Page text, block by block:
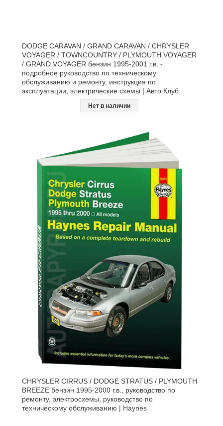
DODGE CARAVAN / GRAND CARAVAN / CHRYSLER
VOYAGER / TOWNCOUNTRY / PLYMOUTH VOYAGER
/ GRAND VOYAGER бензин 1995-2001 г.в. -
подробное руководство по техническому
обслуживанию и ремонту, инструкция по
эксплуатации, электрические схемы | Авто Клуб
Нет в наличии
CHRYSLER CIRRUS / DODGE STRATUS / PLYMOUTH
BREEZE бензин 1995-2000 г.в., руководство по
ремонту, электросхемы, руководство по
техническому обслуживанию | Haynes